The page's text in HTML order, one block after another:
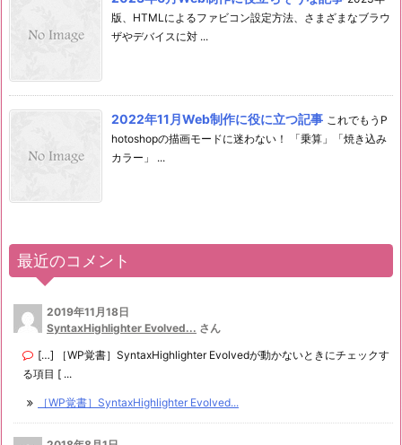
版、HTMLによるファビコン設定方法、さまざまなブラウ
ザやデバイスに対 ...
2022年11月Web制作に役に立つ記事 これでもうP
hotoshopの描画モードに迷わない！ 「乗算」「焼き込み
カラー」 ...
最近のコメント
2019年11月18日
SyntaxHighlighter Evolved... さん
[…] ［WP覚書］SyntaxHighlighter Evolvedが動かないときにチェックす
る項目 [ ...
［WP覚書］SyntaxHighlighter Evolved...